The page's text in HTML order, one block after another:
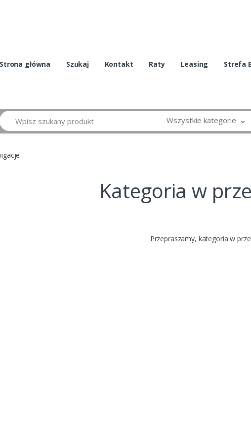
Strona główna Szukaj Kontakt Raty Leasing Strefa
Szukaj Wszystkie kategorie
Kategoria w
Przepraszamy, kategoria w